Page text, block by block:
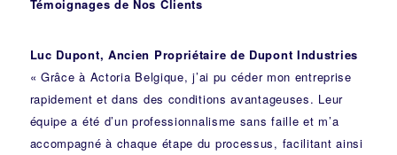
Témoignages de Nos Clients
Luc Dupont, Ancien Propriétaire de Dupont Industries
« Grâce à Actoria Belgique, j’ai pu céder mon entreprise
rapidement et dans des conditions avantageuses. Leur
équipe a été d’un professionnalisme sans faille et m’a
accompagné à chaque étape du processus, facilitant ainsi